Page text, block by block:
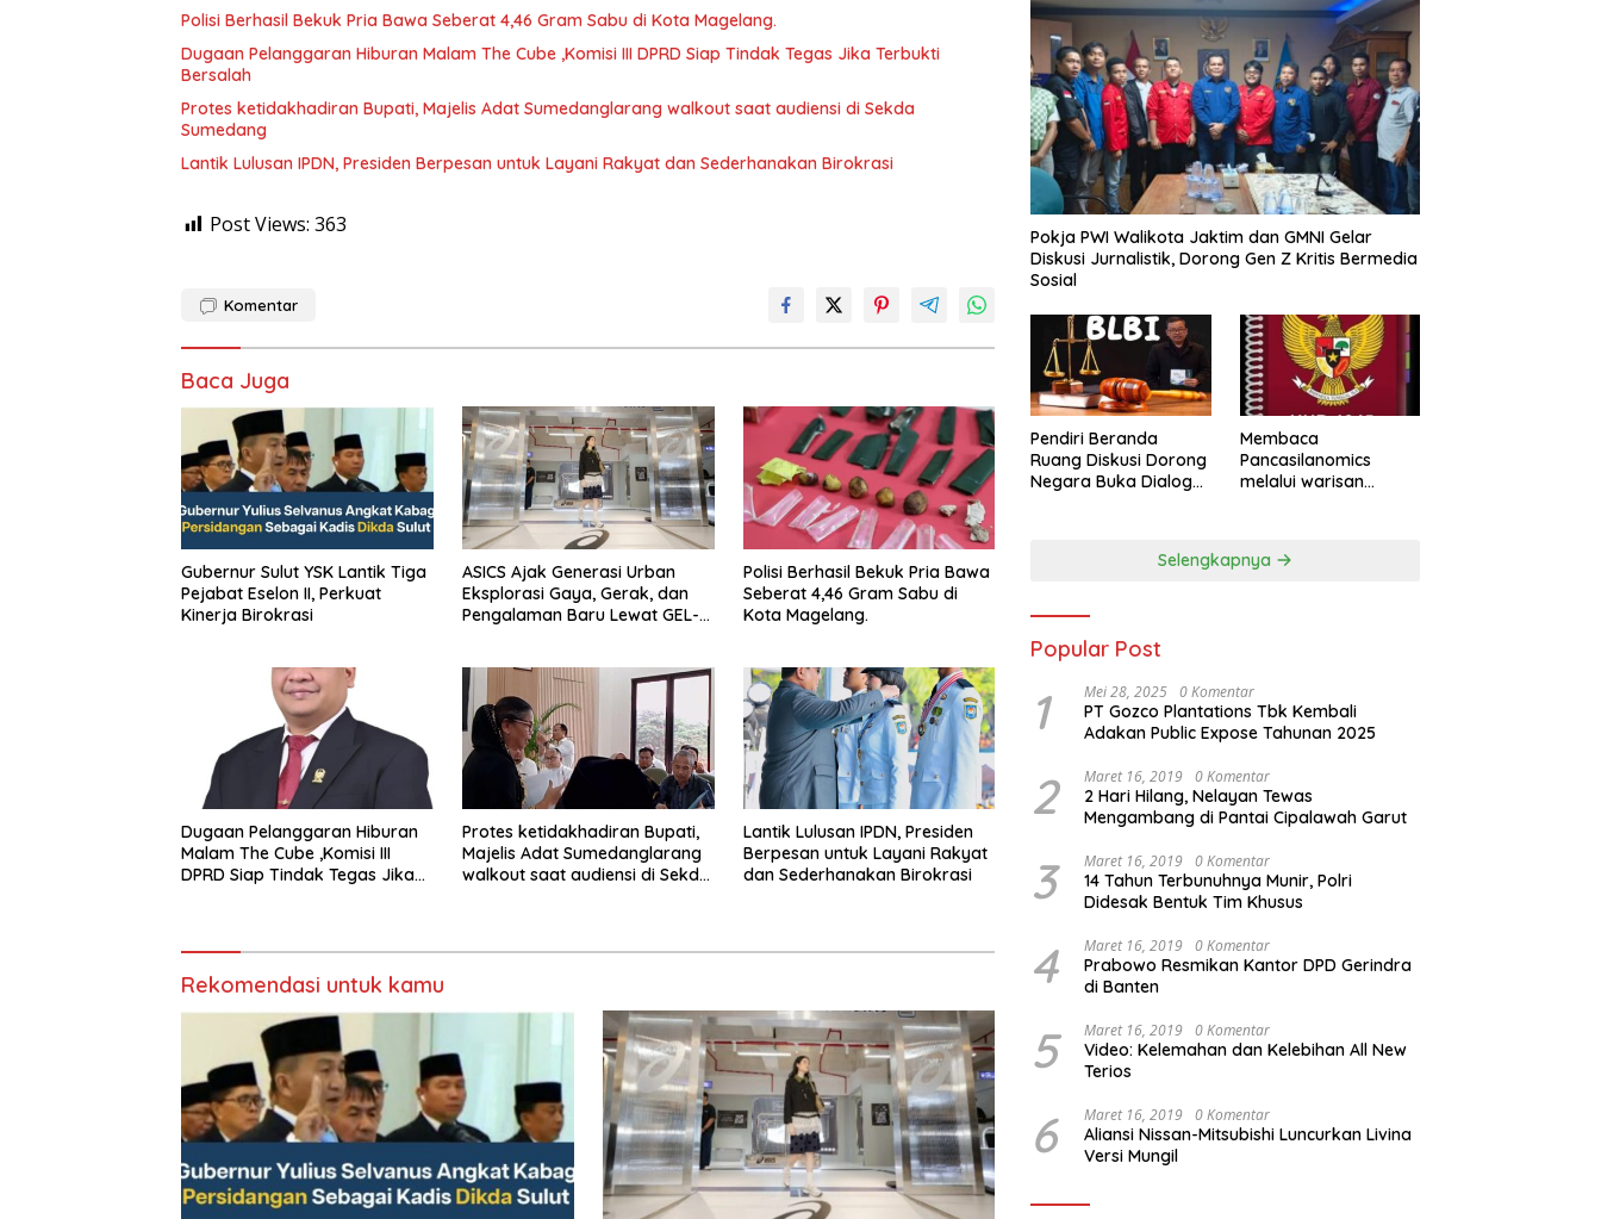
Polisi Berhasil Bekuk Pria Bawa Seberat 4,46 Gram Sabu di Kota Magelang.
Dugaan Pelanggaran Hiburan Malam The Cube ,Komisi III DPRD Siap Tindak Tegas Jika Terbukti
Bersalah
Protes ketidakhadiran Bupati, Majelis Adat Sumedanglarang walkout saat audiensi di Sekda
Sumedang
Lantik Lulusan IPDN, Presiden Berpesan untuk Layani Rakyat dan Sederhanakan Birokrasi
Post Views: 363
Komentar
Baca Juga
Gubernur Sulut YSK Lantik Tiga
Pejabat Eselon II, Perkuat
Kinerja Birokrasi
ASICS Ajak Generasi Urban
Eksplorasi Gaya, Gerak, dan
Pengalaman Baru Lewat GEL-
Polisi Berhasil Bekuk Pria Bawa
Seberat 4,46 Gram Sabu di
Kota Magelang.
Dugaan Pelanggaran Hiburan
Malam The Cube ,Komisi III
DPRD Siap Tindak Tegas Jika
Protes ketidakhadiran Bupati,
Majelis Adat Sumedanglarang
walkout saat audiensi di Sekda
Lantik Lulusan IPDN, Presiden
Berpesan untuk Layani Rakyat
dan Sederhanakan Birokrasi
Rekomendasi untuk kamu
Pokja PWI Walikota Jaktim dan GMNI Gelar
Diskusi Jurnalistik, Dorong Gen Z Kritis Bermedia
Sosial
Pendiri Beranda
Ruang Diskusi Dorong
Negara Buka Dialog
Membaca
Pancasilanomics
melalui warisan
Selengkapnya
Popular Post
1 Mei 28, 2025 0 Komentar
PT Gozco Plantations Tbk Kembali
Adakan Public Expose Tahunan 2025
2 Maret 16, 2019 0 Komentar
2 Hari Hilang, Nelayan Tewas
Mengambang di Pantai Cipalawah Garut
3 Maret 16, 2019 0 Komentar
14 Tahun Terbunuhnya Munir, Polri
Didesak Bentuk Tim Khusus
4 Maret 16, 2019 0 Komentar
Prabowo Resmikan Kantor DPD Gerindra
di Banten
5 Maret 16, 2019 0 Komentar
Video: Kelemahan dan Kelebihan All New
Terios
6 Maret 16, 2019 0 Komentar
Aliansi Nissan-Mitsubishi Luncurkan Livina
Versi Mungil